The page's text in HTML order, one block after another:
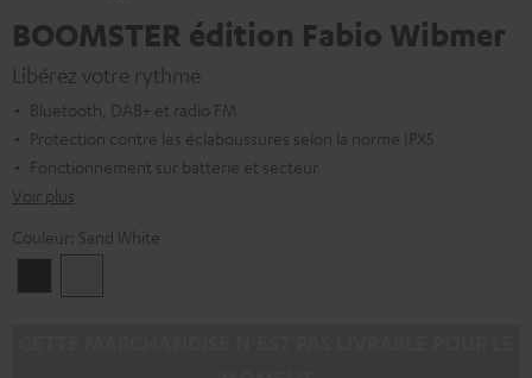
BOOMSTER édition Fabio Wibmer
Libérez votre rythme
Bluetooth, DAB+ et radio FM
Protection contre les éclaboussures selon la norme IPX5
Fonctionnement sur batterie et secteur
Voir plus
Couleur: Sand White
Black White